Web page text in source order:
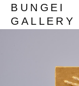
BUNGEI
GALLERY